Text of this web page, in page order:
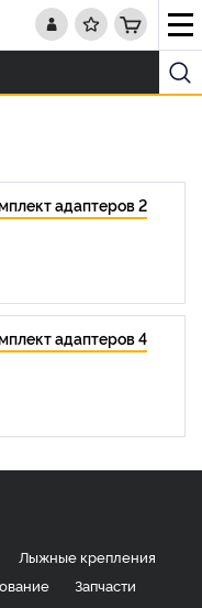
адаптеров 2
адаптеров 4
Лыжные крепления
Запчасти